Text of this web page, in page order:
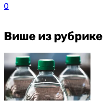
0
Више из рубрике